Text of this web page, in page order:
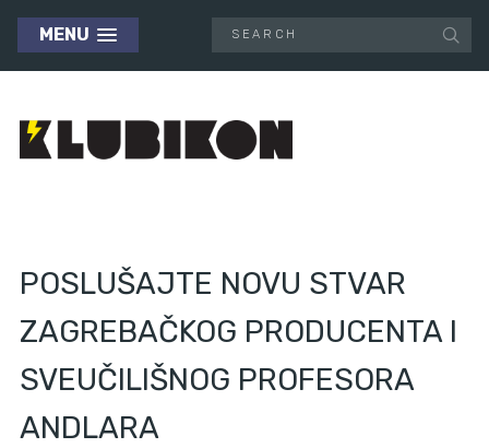
MENU
POSLUŠAJTE NOVU STVAR
ZAGREBAČKOG PRODUCENTA I
SVEUČILIŠNOG PROFESORA
ANDLARA